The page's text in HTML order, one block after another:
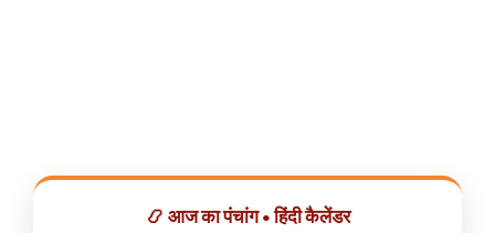
📿 आज का पंचांग • हिंदी कैलेंडर